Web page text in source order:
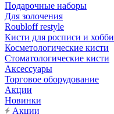
Подарочные наборы
Для золочения
Roubloff restyle
Кисти для росписи и хобби
Косметологические кисти
Стоматологические кисти
Аксессуары
Торговое оборудование
Акции
Новинки
Акции